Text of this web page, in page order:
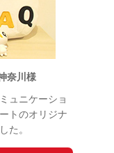
奈川様
ュニケーショ
トのオリジナ
た。